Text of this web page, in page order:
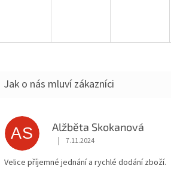
Jak o nás mluví zákazníci
AS Alžběta Skokanová
Hodnocení obchodu je 5 z 5
| 7.11.2024
Velice příjemné jednání a rychlé dodání zboží.